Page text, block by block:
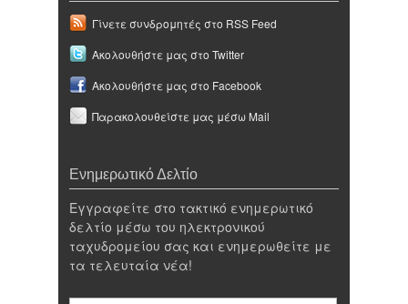
Γίνετε συνδρομητές στο RSS Feed
Ακολουθήστε μας στο Twitter
Ακολουθήστε μας στο Facebook
Παρακολουθείστε μας μέσω Mail
Ενημερωτικό Δελτίο
Εγγραφείτε στο τακτικό ενημερωτικό
δελτίο μέσω του ηλεκτρονικού
ταχυδρομείου σας και ενημερωθείτε με
τα τελευταία νέα!